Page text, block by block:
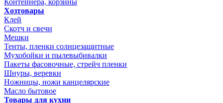
Контейнера, корзины
Хозтовары
Клей
Скотч и свечи
Мешки
Тенты, пленки солнцезащитные
Мухобойки и пылевыбивалки
Пакеты фасовочные, стрейч пленки
Шнуры, веревки
Ножницы, ножи канцелярские
Масло бытовое
Товары для кухни